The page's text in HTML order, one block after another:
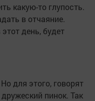
какую-то глупость.
в отчаяние.
день, будет
для этого, говорят
пинок. Так